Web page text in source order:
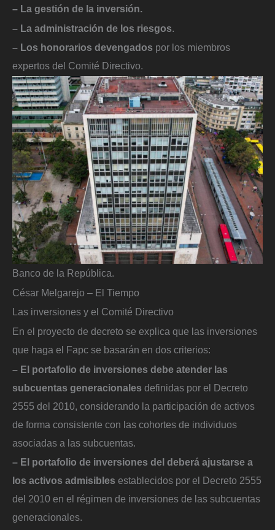
– La gestión de la inversión.
– La administración de los riesgos.
– Los honorarios devengados por los miembros
expertos del Comité Directivo.
Banco de la República.
César Melgarejo – El Tiempo
Las inversiones y el Comité Directivo
En el proyecto de decreto se explica que las inversiones
que haga el Fapc se basarán en dos criterios:
– El portafolio de inversiones debe atender las
subcuentas generacionales definidas por el Decreto
2555 del 2010, considerando la participación de activos
de forma consistente con las cohortes de individuos
asociadas a las subcuentas.
– El portafolio de inversiones del deberá ajustarse a
los activos admisibles establecidos por el Decreto 2555
del 2010 en el régimen de inversiones de las subcuentas
generacionales.